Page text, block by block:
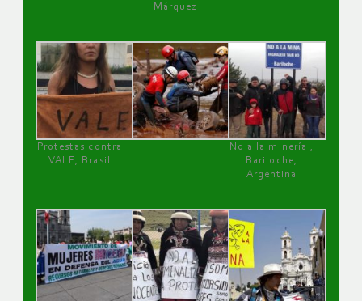
Márquez
Protestas contra
VALE, Brasil
No a la minería ,
Bariloche,
Argentina